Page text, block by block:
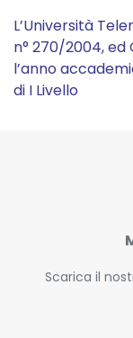
L’Università
n° 270/2004,
l’anno
di I Livello
Scarica il